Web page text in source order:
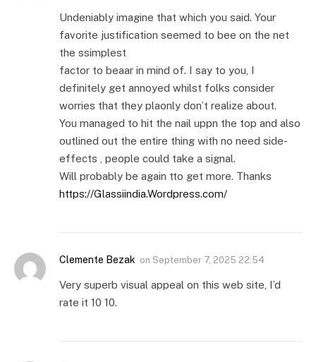
Undeniably imagine that which you said. Your
favorite justification seemed to bee on the net
the ssimplest
factor to beaar in mind of. I say to you, I
definitely get annoyed whilst folks consider
worries that they plaonly don’t realize about.
You managed to hit the nail uppn the top and also
outlined out the entire thing with no need side-
effects , people could take a signal.
Will probably be again tto get more. Thanks
https://Glassiindia.Wordpress.com/
Clemente Bezak on September 7, 2025 22:54
Very superb visual appeal on this web site, I’d
rate it 10 10.